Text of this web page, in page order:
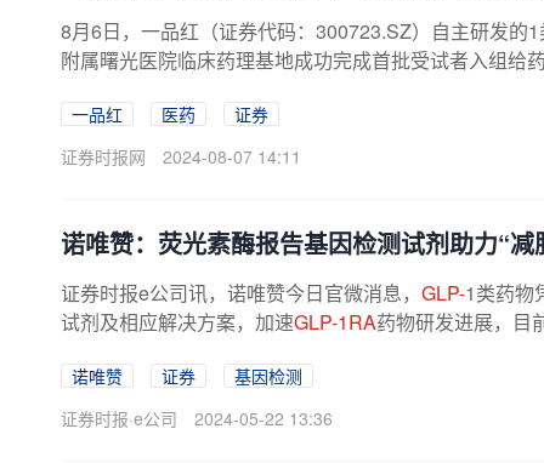
8月6日，一品红（证券代码：300723.SZ）自主研发的
附属曙光医院临床药理基地成功完成首批受试者入组给
一品红 医药
证券
证券时报网
2024-08-07 14:11
诺唯赞：荧光素酶报告基因检测试剂助力“减
证券时报e公司讯，诺唯赞今日官微消息， GLP-1类药物
试剂及相应解决方案，加速GLP-1RA药物研发进展，目
诺唯赞 证券
基因检测
证券时报·e公司
2024-05-22 13:36